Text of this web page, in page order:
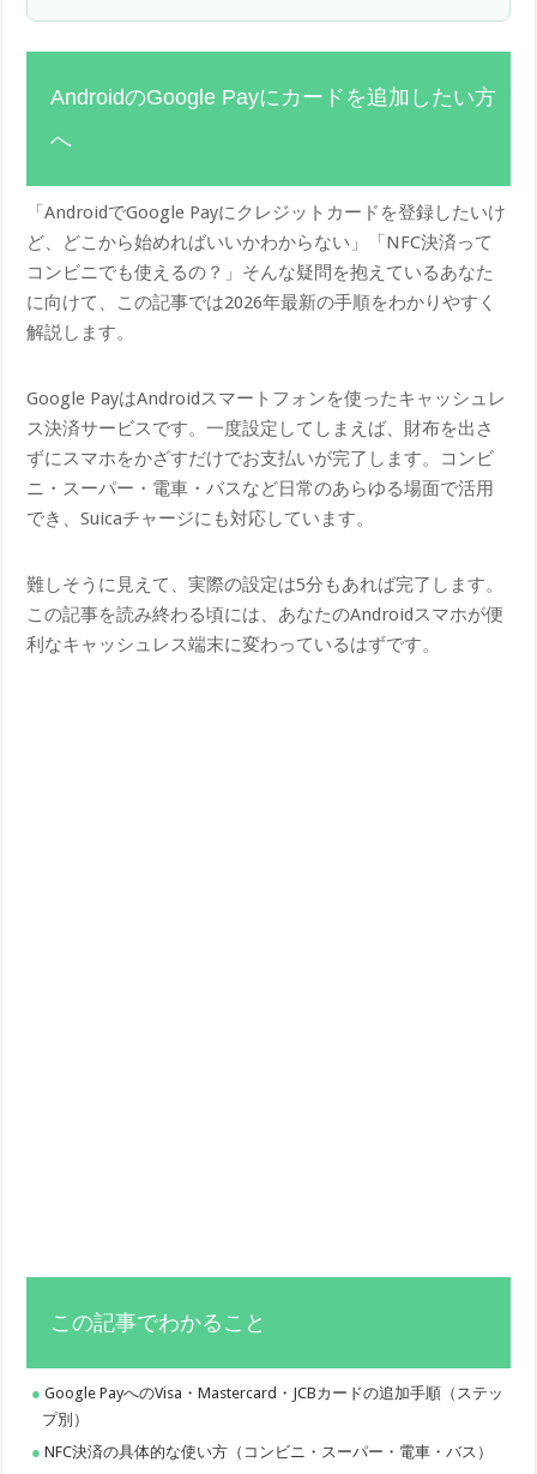
AndroidのGoogle Payにカードを追加したい方
へ
「AndroidでGoogle Payにクレジットカードを登録したいけ
ど、どこから始めればいいかわからない」「NFC決済って
コンビニでも使えるの？」そんな疑問を抱えているあなた
に向けて、この記事では2026年最新の手順をわかりやすく
解説します。
Google PayはAndroidスマートフォンを使ったキャッシュレ
ス決済サービスです。一度設定してしまえば、財布を出さ
ずにスマホをかざすだけでお支払いが完了します。コンビ
ニ・スーパー・電車・バスなど日常のあらゆる場面で活用
でき、Suicaチャージにも対応しています。
難しそうに見えて、実際の設定は5分もあれば完了します。
この記事を読み終わる頃には、あなたのAndroidスマホが便
利なキャッシュレス端末に変わっているはずです。
この記事でわかること
Google PayへのVisa・Mastercard・JCBカードの追加手順（ステッ
プ別）
NFC決済の具体的な使い方（コンビニ・スーパー・電車・バス）